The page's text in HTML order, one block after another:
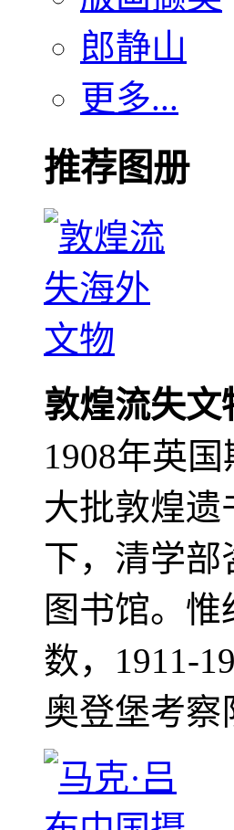
郎静山
更多...
推荐图册
敦煌流失文
1908年英
大批敦煌遗
下，清学
图书馆。
数，1911-
奥登堡考察